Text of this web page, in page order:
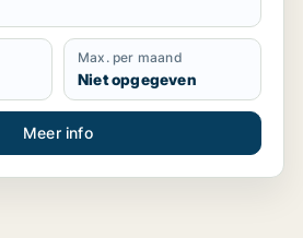
Max. per maand
Niet opgegeven
Meer info